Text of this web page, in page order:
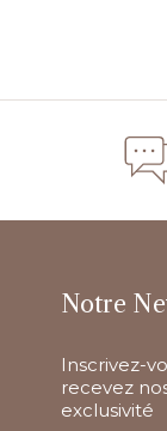
Notre
Inscrivez-
recevez
exclusivité